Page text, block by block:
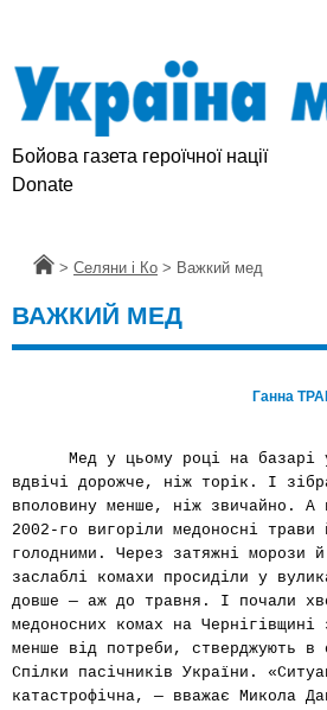
Бойова газета героїчної нації
Donate
Головна
> Селяни і Ко > Важкий мед
ВАЖКИЙ МЕД
Ганна
Мед у цьому році на базарі
вдвічі дорожче, ніж торік. І
вполовину менше, ніж звичайно.
2002-го вигоріли медоносні трави
голодними. Через затяжні морози
заслаблі комахи просиділи у
довше — аж до травня. І почали
медоносних комах на Чернігівщині
менше від потреби, стверджують в
Спілки пасічників України.
катастрофічна, — вважає Микола